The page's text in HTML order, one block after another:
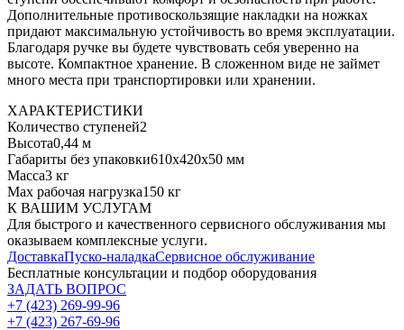
Дополнительные противоскользящие накладки на ножках
придают максимальную устойчивость во время эксплуатации.
Благодаря ручке вы будете чувствовать себя уверенно на
высоте. Компактное хранение. В сложенном виде не займет
много места при транспортировки или хранении.
ХАРАКТЕРИСТИКИ
Количество ступеней2
Высота0,44 м
Габариты без упаковки610x420х50 мм
Масса3 кг
Max рабочая нагрузка150 кг
К ВАШИМ УСЛУГАМ
Для быстрого и качественного сервисного обслуживания мы
оказываем комплексные услуги.
ДоставкаПуско-наладкаСервисное обслуживание
Бесплатные консультации и подбор оборудования
ЗАДАТЬ ВОПРОС
+7 (423) 269-99-96
+7 (423) 267-69-96